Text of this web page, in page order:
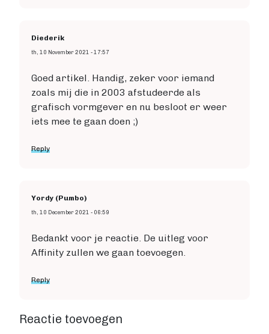
Diederik
th, 10 November 2021 - 17:57
Goed artikel. Handig, zeker voor iemand
zoals mij die in 2003 afstudeerde als
grafisch vormgever en nu besloot er weer
iets mee te gaan doen ;)
Reply
Yordy (Pumbo)
th, 10 December 2021 - 06:59
Bedankt voor je reactie. De uitleg voor
Affinity zullen we gaan toevoegen.
Reply
Reactie toevoegen